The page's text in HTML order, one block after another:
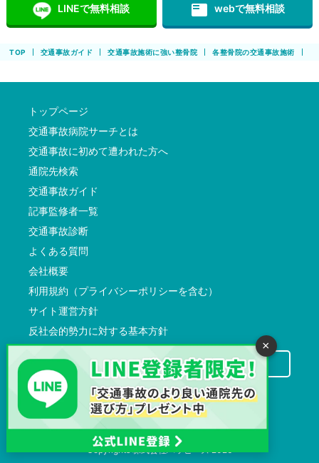
LINEで無料相談 featured_play_list webで無料相談
TOP 交通事故ガイド 交通事故施術に強い整骨院 各整骨院の交通事故施術
トップページ
交通事故病院サーチとは
交通事故に初めて遭われた方へ
通院先検索
交通事故ガイド
記事監修者一覧
交通事故診断
よくある質問
会社概要
利用規約（プライバシーポリシーを含む）
サイト運営方針
反社会的勢力に対する基本方針
交通事故病院サーチに掲載希望の先生方へ
Copyrights株式会社ハッピーズ2026
×